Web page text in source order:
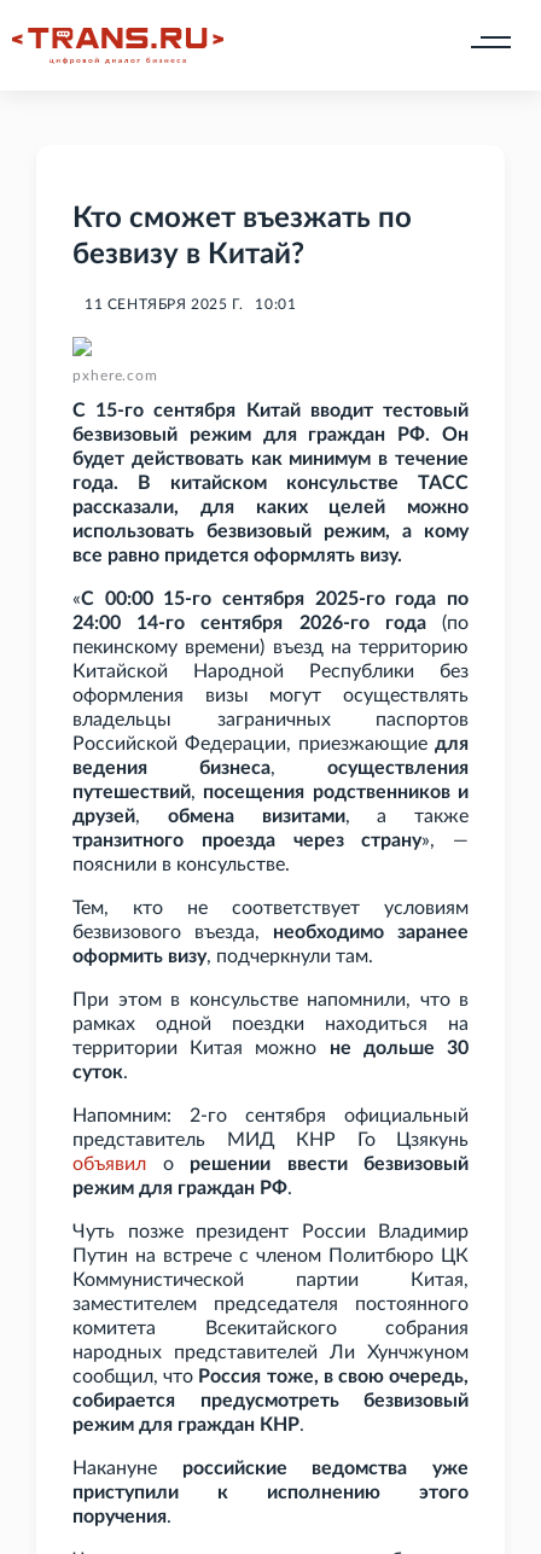
Кто сможет въезжать по
безвизу в Китай?
11 СЕНТЯБРЯ 2025 Г. 10:01
pxhere.com
С 15-го сентября Китай вводит тестовый
безвизовый режим для граждан РФ. Он
будет действовать как минимум в течение
года. В китайском консульстве ТАСС
рассказали, для каких целей можно
использовать безвизовый режим, а кому
все равно придется оформлять визу.
«С 00:00 15-го сентября 2025-го года по
24:00 14-го сентября 2026-го года(по
пекинскому времени) въезд на территорию
Китайской Народной Республики без
оформления визы могут осуществлять
владельцы заграничных паспортов
Российской Федерации, приезжающие для
ведения бизнеса, осуществления
путешествий, посещения родственников и
друзей, обмена визитами, а также
транзитного проезда через страну», —
пояснили в консульстве.
Тем, кто не соответствует условиям
безвизового въезда, необходимо заранее
оформить визу, подчеркнули там.
При этом в консульстве напомнили, что в
рамках одной поездки находиться на
территории Китая можно не дольше 30
суток.
Напомним: 2-го сентября официальный
представитель МИД КНР Го Цзякунь
объявил о решении ввести безвизовый
режим для граждан РФ.
Чуть позже президент России Владимир
Путин на встрече с членом Политбюро ЦК
Коммунистической партии Китая,
заместителем председателя постоянного
комитета Всекитайского собрания
народных представителей Ли Хунчжуном
сообщил, что Россия тоже, в свою очередь,
собирается предусмотреть безвизовый
режим для граждан КНР.
Накануне российские ведомства уже
приступили к исполнению этого
поручения.